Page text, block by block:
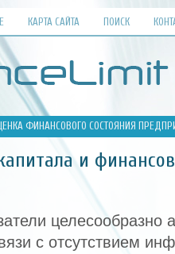
КАРТА САЙТА ПОИСК
ФИНАНСОВОГО СОСТОЯНИЯ
и
целесообразно
с отсутствием